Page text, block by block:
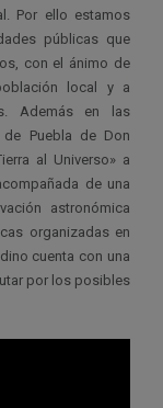
Por ello estamos
públicas que
con el ánimo de
local y a
Además en las
Puebla de Don
al Universo» a
de una
astronómica
organizadas en
cuenta con una
por los posibles